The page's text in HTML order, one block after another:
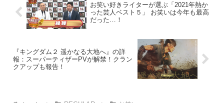
お笑い好きライターが選ぶ「2021年熱か
った芸人ベスト５」 お笑いは今年も最高
だった…！
『キングダム２ 遥かなる大地へ』の詳
報：スーパーティザーPVが解禁！クラン
クアップも報告！